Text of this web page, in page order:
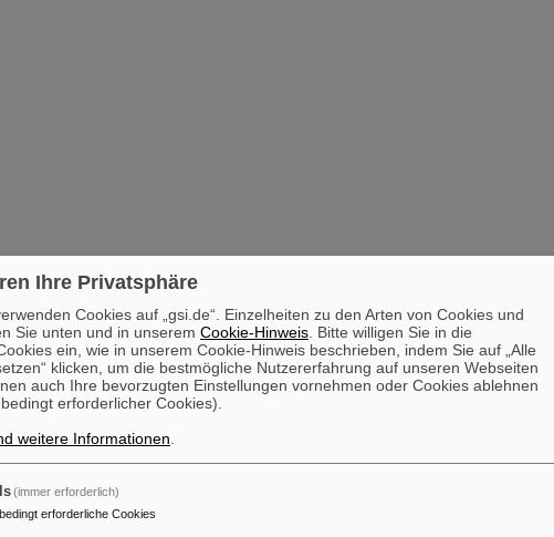
Ihre Privatsphäre
Cookies auf „gsi.de“. Einzelheiten zu den Arten von Cookies und
Sie unten und in unserem Cookie-Hinweis . Bitte willigen Sie in die
ein, wie in unserem Cookie-Hinweis beschrieben, indem Sie auf „Alle
klicken, um die bestmögliche Nutzererfahrung auf unseren Webseiten
auch Ihre bevorzugten Einstellungen vornehmen oder Cookies ablehnen
erforderlicher Cookies).
weitere Informationen
(immer erforderlich)
erforderliche Cookies